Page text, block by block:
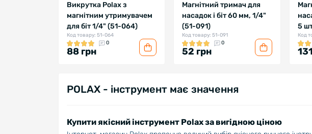
Викрутка Polax з
магнітним утримувачем
для біт 1/4" (51-064)
Код товару: 51-064
0
88 грн
Магнітний тримач для
насадок і біт 60 мм, 1/4"
(51-091)
Код товару: 51-091
0
52 грн
5
Код
POLAX - інструмент має значення
Купити якісний інструмент Polax за вигідною ціною